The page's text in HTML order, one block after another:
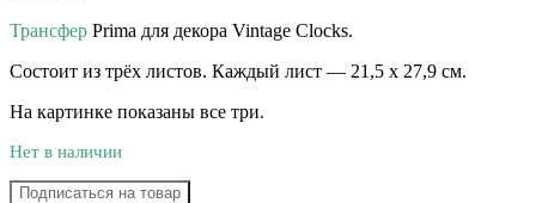
Трансфер Prima для декора Vintage Clocks.
Состоит из трёх листов. Каждый лист — 21,5 х 27,9 см.
На картинке показаны все три.
Нет в наличии
Подписаться на товар